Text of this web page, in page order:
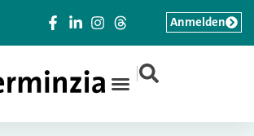
|
Anmelden